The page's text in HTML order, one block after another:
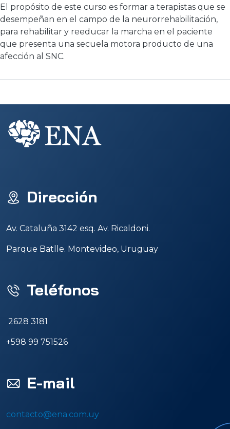
El propósito de este curso es formar a terapistas que se
desempeñan en el campo de la neurorrehabilitación,
para rehabilitar y reeducar la marcha en el paciente
que presenta una secuela motora producto de una
afección al SNC.
Dirección
Av. Cataluña 3142 esq. Av. Ricaldoni.
Parque Batlle. Montevideo, Uruguay
Teléfonos
2628 3181
+598 99 751526
E-mail
contacto@ena.com.uy